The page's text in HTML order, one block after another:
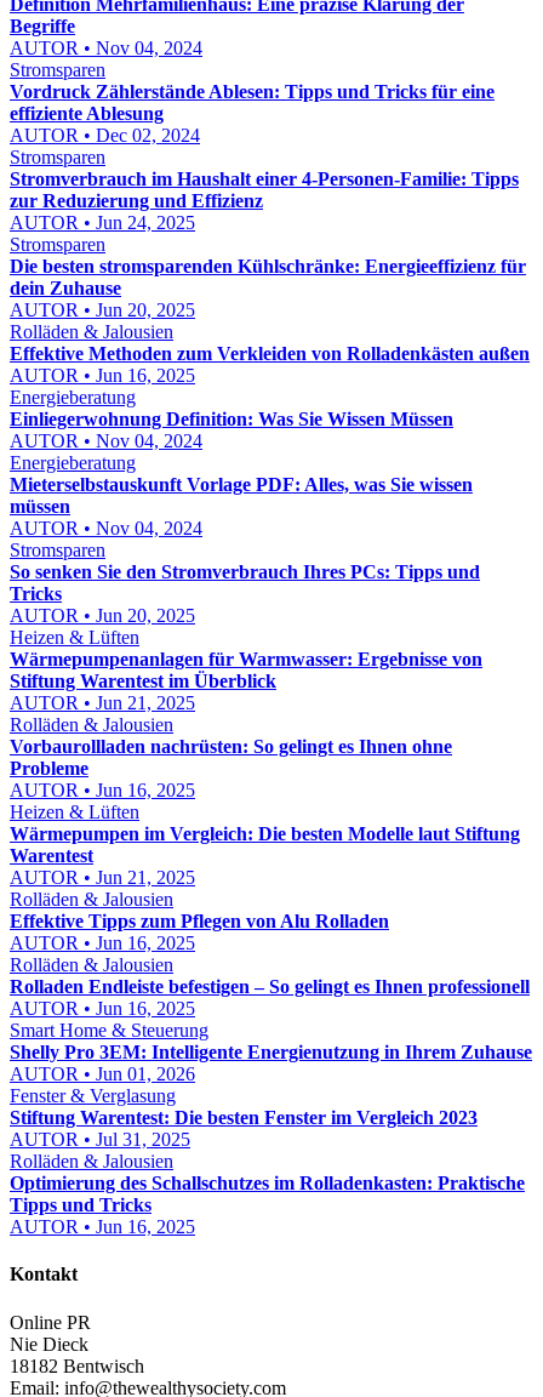
Definition Mehrfamilienhaus: Eine präzise Klärung der
Begriffe
AUTOR • Nov 04, 2024
Stromsparen
Vordruck Zählerstände Ablesen: Tipps und Tricks für eine
effiziente Ablesung
AUTOR • Dec 02, 2024
Stromsparen
Stromverbrauch im Haushalt einer 4-Personen-Familie: Tipps
zur Reduzierung und Effizienz
AUTOR • Jun 24, 2025
Stromsparen
Die besten stromsparenden Kühlschränke: Energieeffizienz für
dein Zuhause
AUTOR • Jun 20, 2025
Rolläden & Jalousien
Effektive Methoden zum Verkleiden von Rolladenkästen außen
AUTOR • Jun 16, 2025
Energieberatung
Einliegerwohnung Definition: Was Sie Wissen Müssen
AUTOR • Nov 04, 2024
Energieberatung
Mieterselbstauskunft Vorlage PDF: Alles, was Sie wissen
müssen
AUTOR • Nov 04, 2024
Stromsparen
So senken Sie den Stromverbrauch Ihres PCs: Tipps und
Tricks
AUTOR • Jun 20, 2025
Heizen & Lüften
Wärmepumpenanlagen für Warmwasser: Ergebnisse von
Stiftung Warentest im Überblick
AUTOR • Jun 21, 2025
Rolläden & Jalousien
Vorbaurollladen nachrüsten: So gelingt es Ihnen ohne
Probleme
AUTOR • Jun 16, 2025
Heizen & Lüften
Wärmepumpen im Vergleich: Die besten Modelle laut Stiftung
Warentest
AUTOR • Jun 21, 2025
Rolläden & Jalousien
Effektive Tipps zum Pflegen von Alu Rolladen
AUTOR • Jun 16, 2025
Rolläden & Jalousien
Rolladen Endleiste befestigen – So gelingt es Ihnen professionell
AUTOR • Jun 16, 2025
Smart Home & Steuerung
Shelly Pro 3EM: Intelligente Energienutzung in Ihrem Zuhause
AUTOR • Jun 01, 2026
Fenster & Verglasung
Stiftung Warentest: Die besten Fenster im Vergleich 2023
AUTOR • Jul 31, 2025
Rolläden & Jalousien
Optimierung des Schallschutzes im Rolladenkasten: Praktische
Tipps und Tricks
AUTOR • Jun 16, 2025
Kontakt
Online PR
Nie Dieck
18182 Bentwisch
Email: info@thewealthysociety.com